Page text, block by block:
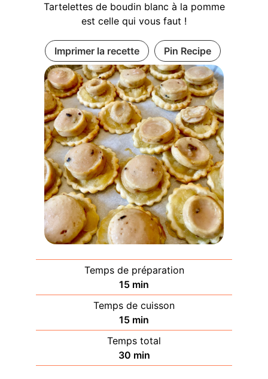
Tartelettes de boudin blanc à la pomme
est celle qui vous faut !
Imprimer la recette Pin Recipe
Temps de préparation
15minutes
min
Temps de cuisson
15minutes
min
Temps total
30minutes
min